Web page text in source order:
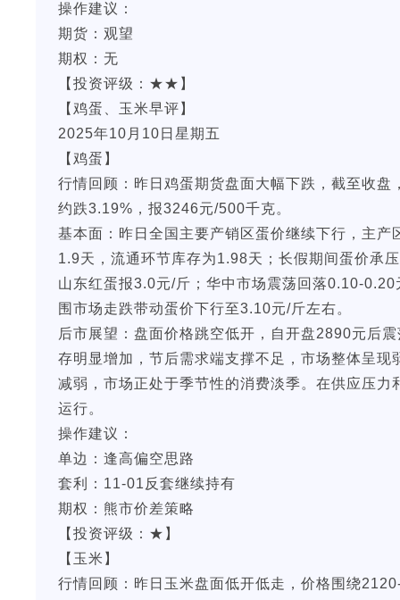
操作建议：
期货：观望
期权：无
【投资评级：★★】
【鸡蛋、玉米早评】
2025年10月10日星期五
【鸡蛋】
行情回顾：昨日鸡蛋期货盘面大幅下跌，截至收
约跌3.19%，报3246元/500千克。
基本面：昨日全国主要产销区蛋价继续下行，主
1.9天，流通环节库存为1.98天；长假期间蛋价承
山东红蛋报3.0元/斤；华中市场震荡回落0.10-
围市场走跌带动蛋价下行至3.10元/斤左右。
后市展望：盘面价格跳空低开，自开盘2890元后
存明显增加，节后需求端支撑不足，市场整体呈
减弱，市场正处于季节性的消费淡季。在供应压
运行。
操作建议：
单边：逢高偏空思路
套利：11-01反套继续持有
期权：熊市价差策略
【投资评级：★】
【玉米】
行情回顾：昨日玉米盘面低开低走，价格围绕